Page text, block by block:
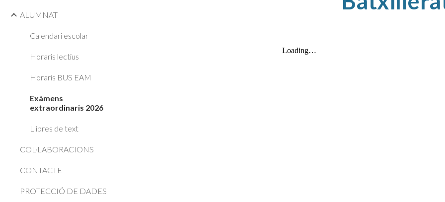
ALUMNAT
Calendari escolar
Horaris lectius
Horaris BUS EAM
Exàmens
extraordinaris 2026
Llibres de text
COL·LABORACIONS
CONTACTE
PROTECCIÓ DE DADES